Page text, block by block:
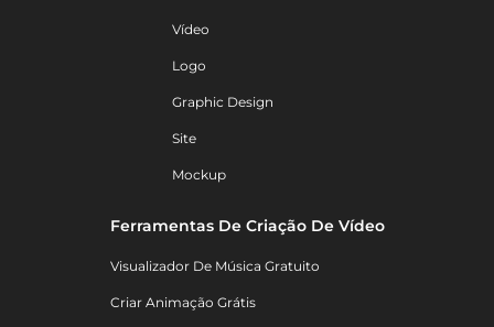
Vídeo
Logo
Graphic Design
Site
Mockup
Ferramentas De Criação De Vídeo
Visualizador De Música Gratuito
Criar Animação Grátis